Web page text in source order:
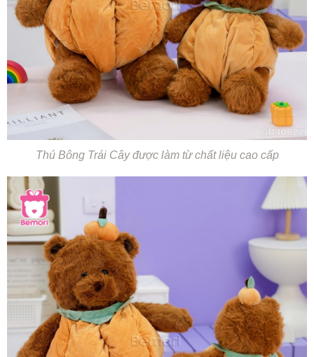
Thú Bông Trái Cây được làm từ chất liệu cao cấp